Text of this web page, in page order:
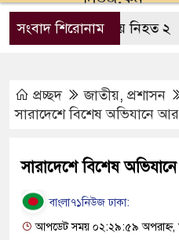
সংবাদ শিরোনাম
ধাক্কায় নিহত ২
প্রচ্ছদ জাতীয়, প্রশাসন
সারাদেশে বিশেষ অভিযানে
সারাদেশে বিশেষ
বাংলা৭১নিউজ ঢাকা:
আপডেট সময় ০২:২৯:৫৯ অপরাহ্ন,